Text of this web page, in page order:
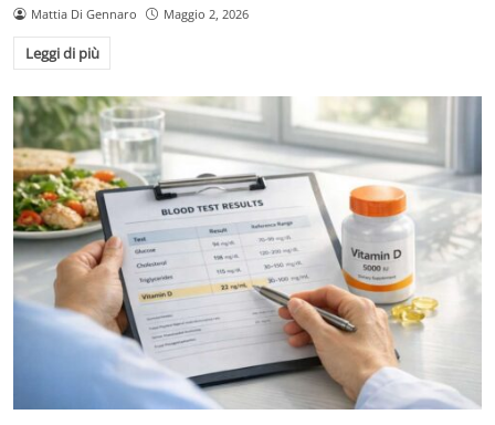
Mattia Di Gennaro Maggio 2, 2026
Leggi di più